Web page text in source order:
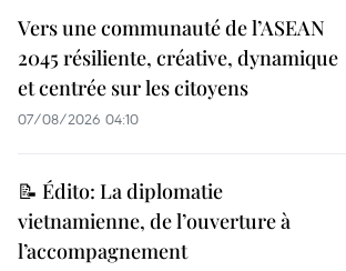
Vers une communauté de l’ASEAN
2045 résiliente, créative, dynamique
et centrée sur les citoyens
07/08/2026 04:10
📝 Édito: La diplomatie
vietnamienne, de l’ouverture à
l’accompagnement